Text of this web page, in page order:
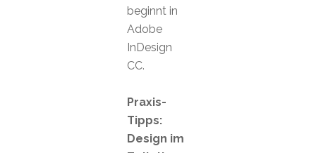
beginnt in
Adobe
InDesign
CC.
Praxis-
Tipps:
Design im